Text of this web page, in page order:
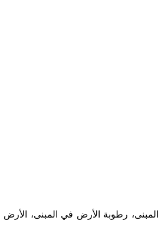
رطوبة الأرض في المبنى، الأرض